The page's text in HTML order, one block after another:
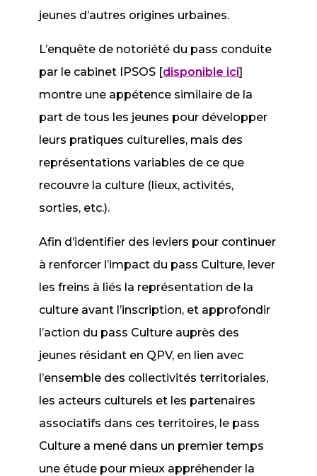
jeunes d’autres origines urbaines.
L’enquête de notoriété du pass conduite
par le cabinet IPSOS [disponible ici]
montre une appétence similaire de la
part de tous les jeunes pour développer
leurs pratiques culturelles, mais des
représentations variables de ce que
recouvre la culture (lieux, activités,
sorties, etc.).
Afin d’identifier des leviers pour continuer
à renforcer l’impact du pass Culture, lever
les freins à liés la représentation de la
culture avant l’inscription, et approfondir
l’action du pass Culture auprès des
jeunes résidant en QPV, en lien avec
l’ensemble des collectivités territoriales,
les acteurs culturels et les partenaires
associatifs dans ces territoires, le pass
Culture a mené dans un premier temps
une étude pour mieux appréhender la